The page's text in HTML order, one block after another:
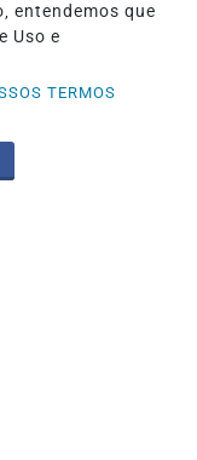
entendemos que
Uso e
TERMOS